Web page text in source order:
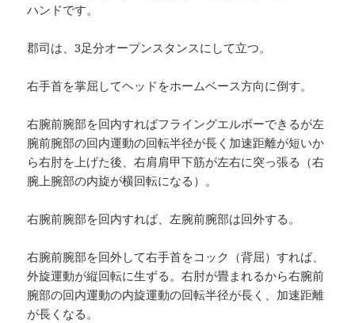
ハンドです。
郡司は、3足分オープンスタンスにして立つ。
右手首を掌屈してヘッドをホームベース方向に倒す。
右腕前腕部を回内すればフライングエルボーできるが左
腕前腕部の回内運動の回転半径が長く加速距離が短いか
ら右肘を上げた後、右肩肩甲下筋が左右に突っ張る（右
腕上腕部の内旋が横回転になる）。
右腕前腕部を回内すれば、左腕前腕部は回外する。
右腕前腕部を回外して右手首をコック（背屈）すれば、
外旋運動が縦回転に生ずる。右肘が畳まれるから右腕前
腕部の回内運動の内旋運動の回転半径が長く、加速距離
が長くなる。